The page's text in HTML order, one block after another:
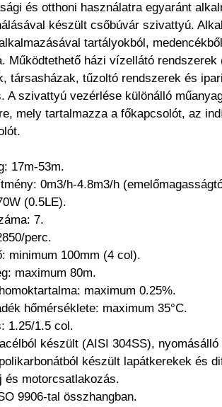
és otthoni használatra egyaránt
készült csőbúvár szivattyú.
tartályokból,
Működtethető házi vízellátó
társasházak, tűzoltó rendszerek és
A szivattyú vezérlése különálló
mely tartalmazza a főkapcsolót, az
17m-53m.
0m3/h-4.8m3/h
(0.5LE).
7.
perc.
minimum 100mm (4 col).
maximum 80m.
maximum 0.25%.
hőmérséklete: maximum 35°C.
1.25/1.5 col.
készült (AISI 304SS), nyomásálló
készült lapátkerekek és
és motorcsatlakozás.
9906-tal összhangban.